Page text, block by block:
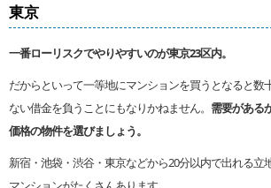
東京
一番ローリスクでやりやすいのが東京23区内。
だからといって一等地にマンションを買うとなると数
ない借金を負うことにもなりかねません。 需要がある
価格の物件を選びましょう。
新宿・池袋・渋谷・東京などから20分以内で出れる立